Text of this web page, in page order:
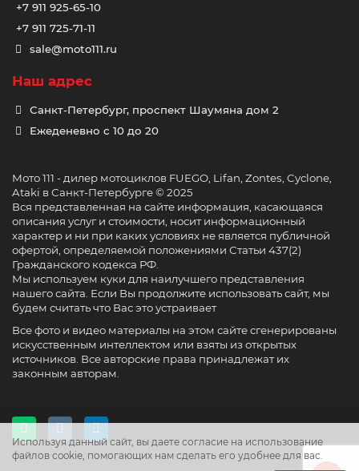
Используя данный сайт, вы даете согласие на использование
файлов cookie, помогающих нам сделать его удобнее для вас.
+7 911 925-65-10
+7 911 725-71-11
sale@moto111.ru
Наш адрес
Санкт-Петербург, проспект Шаумяна дом 2
Ежеденевно с 10 до 20
Мото 111 - дилер мотоциклов FUEGO, Lifan, Zontes, Cyclone,
Ataki в Санкт-Петербурге © 2025
Вся представленная на сайте информация, касающаяся
описания услуг и стоимости, носит информационный
характер и ни при каких условиях не является публичной
офертой, определяемой положениями Статьи 437(2)
Гражданского кодекса РФ.
Мы используем куки для наилучшего представления
нашего сайта. Если Вы продолжите использовать сайт, мы
будем считать что Вас это устраивает
Все фото и видео материалы на этом сайте сгенерированы
искусственным интеллектом или взяты из открытых
источников. Все авторские права принадлежат их
законным авторам.